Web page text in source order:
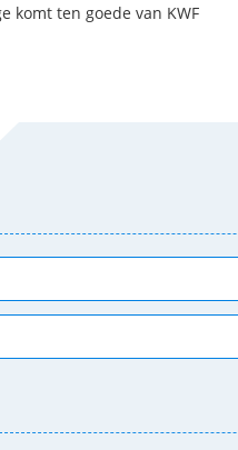
komt ten goede van KWF